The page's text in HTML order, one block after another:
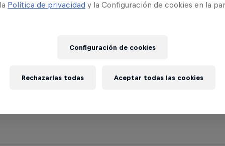
se celebrará el
acogerá el evento nacional de Red Bull M.E.O. los
comenzará con los clasificatorios online el
Política de privacidad y la Configuración de cookies en la
Configuración de cookies
Rechazarlas todas Aceptar todas las cookies